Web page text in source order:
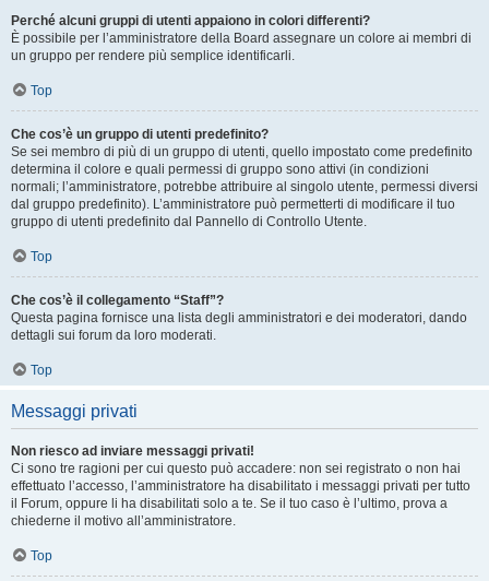
Perché alcuni gruppi di utenti appaiono in colori differenti?
È possibile per l’amministratore della Board assegnare un colore ai membri di
un gruppo per rendere più semplice identificarli.
Top
Che cos’è un gruppo di utenti predefinito?
Se sei membro di più di un gruppo di utenti, quello impostato come predefinito
determina il colore e quali permessi di gruppo sono attivi (in condizioni
normali; l’amministratore, potrebbe attribuire al singolo utente, permessi diversi
dal gruppo predefinito). L’amministratore può permetterti di modificare il tuo
gruppo di utenti predefinito dal Pannello di Controllo Utente.
Top
Che cos’è il collegamento “Staff”?
Questa pagina fornisce una lista degli amministratori e dei moderatori, dando
dettagli sui forum da loro moderati.
Top
Messaggi privati
Non riesco ad inviare messaggi privati!
Ci sono tre ragioni per cui questo può accadere: non sei registrato o non hai
effettuato l’accesso, l’amministratore ha disabilitato i messaggi privati per tutto
il Forum, oppure li ha disabilitati solo a te. Se il tuo caso è l’ultimo, prova a
chiederne il motivo all’amministratore.
Top